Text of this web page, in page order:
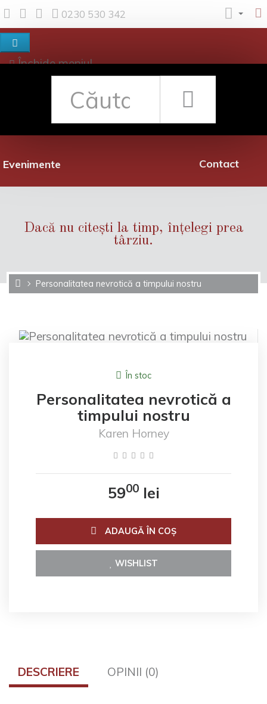
0230 530 342
Închide meniul
Evenimente
Rețea librării
Contact
Dacă nu citești la timp, înțelegi prea
târziu.
Personalitatea nevrotică a timpului nostru
În stoc
Personalitatea nevrotică a
timpului nostru
Karen Horney
5900lei
ADAUGĂ ÎN COŞ
WISHLIST
DESCRIERE OPINII (0)